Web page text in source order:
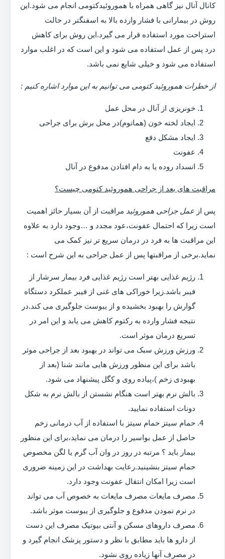
کانال آنال نیز گاهی همراه با هموروئیدکتومی انجام می شود.این
روش در بیمارانی با فشار وارده بالا به اسفنگتر در حالت
استراحت مورد استفاده قرار می گیرد.این روش برای کاهش
درد پس از عمل استفاده می شود و این است که در اغلب موارد
استفاده می شود و خیلی شایع نمی باشد.
از خطرات هموروئید کتومی می توانیم به این موارد اشاره کنیم :
خونریزی از آنال در محل عمل
ایجاد لخته خون (هماتوم)در محل برش برای جراحی
ایجاد مشکل دفع
عفونت
انسداد روده یا به دام افتادن مدفوع در آنال
مراقبت های بعد از جراحی هموروئید کتومی چیست؟
پس از عمل جراحی هموروئید مراقبت از آن بسیار حائز اهمیت
است زیرا که احتمال عفونت،عود مجدد و …وجود دارد به علاوه
این مراقبت ها به فرد در درمان سریع تر نیز کمک می
نماید.برخی از مراقبتها پس از عمل جراحی به این شرح است :
رژیم غذایی بهتر است رژیم غذایی فرد بیمار سرشار از
فیبر باشد.زیرا خوراکی های غنی از فیبر عملکرد دستگاه
گوارش را بهبود بخشیده و از یبوست جلوگیری می کند.در
نتیجه فشار وارده به رکتوم کاهش می یابد و این امر در
تسریع درمان موثر است.
ورزش ورزش سبک می تواند در بهبود بعد از جراحی موثر
باشد برای این منظور ورزش هایی مانند شنا (بعد از
بهبودی زخم )،پیاده روی و کگل پیشنهاد می شود.
بالش نرم بهتر است هنگام نشستن از بالش نرم به شکل
دونات استفاده نمایید.
حمام سیتز حمام سیتز با استفاده از آب درمانی زخم
حاصل از عمل بواسیر را درمان می نماید،برای این منظور
بیمار باید ؟ مرتبه در روز در وان آب گرم یا لگن مخصوص
حمام سیتز بنشینید.رعایت بهداشت در این زمینه ضروری
است زیرا امکان انتقال عفونت وجود دارد.
مصرف مایعات مصرف مایعات به خصوص آب می تواند
در نرم نمودن مدفوع و جلوگیری از یبوست موثر باشد.
مصرف داروهای مسکن و آنتی بیوتیک مصرف این دست
از دارو ها باید مطابق با نظر و دستور پزشک انجام گیرد و
در مصرف آنها زیاده روی نشود.